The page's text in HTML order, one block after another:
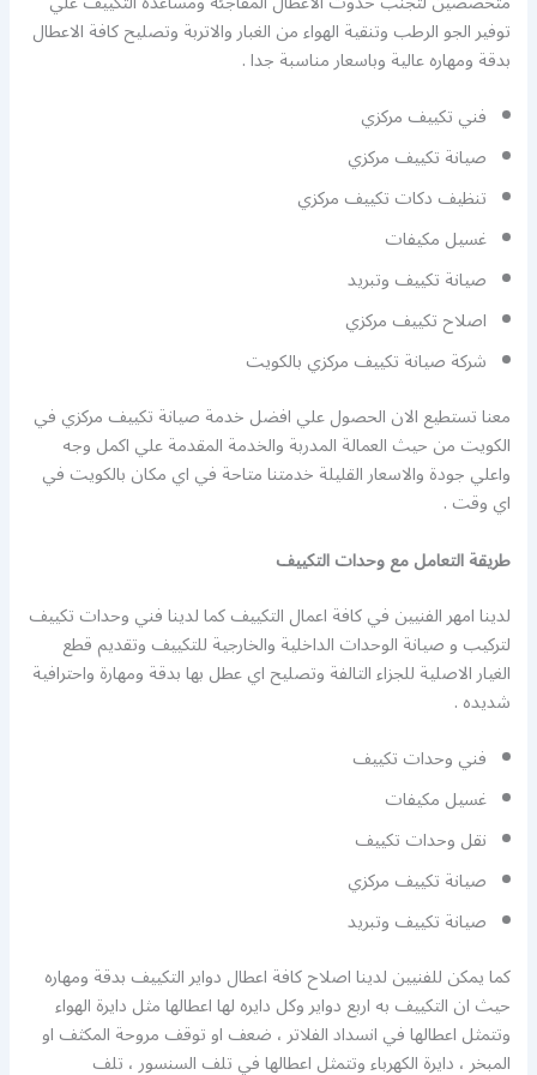
توفير الجو الرطب وتنقية الهواء من الغبار والاتربة وتصليح كافة الاعطال
بدقة ومهاره عالية وباسعار مناسبة جدا .
فني تكييف مركزي
صيانة تكييف مركزي
تنظيف دكات تكييف مركزي
غسيل مكيفات
صيانة تكييف وتبريد
اصلاح تكييف مركزي
شركة صيانة تكييف مركزي بالكويت
معنا تستطيع الان الحصول علي افضل خدمة صيانة تكييف مركزي في
الكويت من حيث العمالة المدربة والخدمة المقدمة علي اكمل وجه
واعلي جودة والاسعار القليلة خدمتنا متاحة في اي مكان بالكويت في
اي وقت .
طريقة التعامل مع وحدات التكييف
لدينا امهر الفنيين في كافة اعمال التكييف كما لدينا فني وحدات تكييف
لتركيب و صيانة الوحدات الداخلية والخارجية للتكييف وتقديم قطع
الغيار الاصلية للجزاء التالفة وتصليح اي عطل بها بدقة ومهارة واحترافية
شديده .
فني وحدات تكييف
غسيل مكيفات
نقل وحدات تكييف
صيانة تكييف مركزي
صيانة تكييف وتبريد
كما يمكن للفنيين لدينا اصلاح كافة اعطال دواير التكييف بدقة ومهاره
حيث ان التكييف به اربع دواير وكل دايره لها اعطالها مثل دايرة الهواء
وتتمثل اعطالها في انسداد الفلاتر ، ضعف او توقف مروحة المكثف او
المبخر ، دايرة الكهرباء وتتمثل اعطالها في تلف السنسور ، تلف